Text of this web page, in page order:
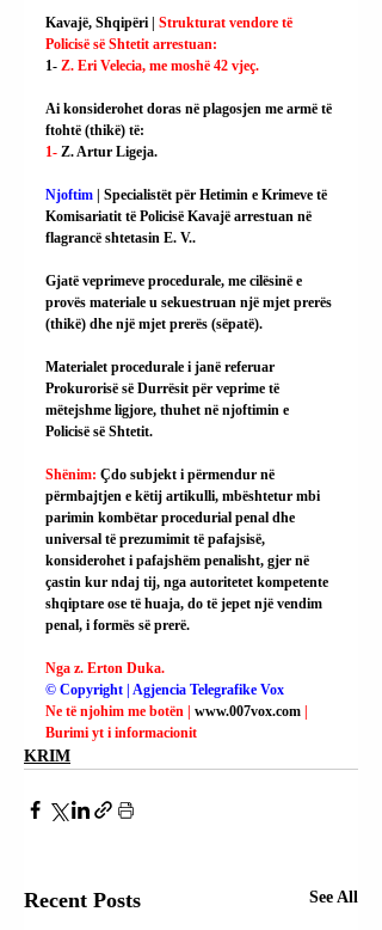
Kavajë, Shqipëri | Strukturat vendore të
Policisë së Shtetit arrestuan:
1- Z. Eri Velecia, me moshë 42 vjeç.
Ai konsiderohet doras në plagosjen me armë të
ftohtë (thikë) të:
1- Z. Artur Ligeja.
Njoftim | Specialistët për Hetimin e Krimeve të
Komisariatit të Policisë Kavajë arrestuan në
flagrancë shtetasin E. V..
Gjatë veprimeve procedurale, me cilësinë e
provës materiale u sekuestruan një mjet prerës
(thikë) dhe një mjet prerës (sëpatë).
Materialet procedurale i janë referuar
Prokurorisë së Durrësit për veprime të
mëtejshme ligjore, thuhet në njoftimin e
Policisë së Shtetit.
Shënim: Çdo subjekt i përmendur në
përmbajtjen e këtij artikulli, mbështetur mbi
parimin kombëtar procedurial penal dhe
universal të prezumimit të pafajsisë,
konsiderohet i pafajshëm penalisht, gjer në
çastin kur ndaj tij, nga autoritetet kompetente
shqiptare ose të huaja, do të jepet një vendim
penal, i formës së prerë.
Nga z. Erton Duka.
© Copyright | Agjencia Telegrafike Vox
Ne të njohim me botën | www.007vox.com
Burimi yt i informacionit
KRIM
Recent Posts See All